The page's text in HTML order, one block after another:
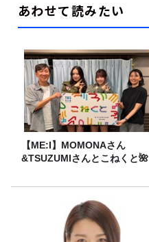
あわせて読みたい
【ME:I】MOMONAさん
&TSUZUMIさんとこねくと🌺